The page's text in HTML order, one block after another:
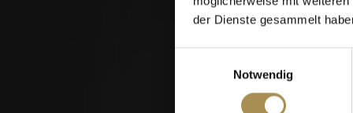
der Dienste gesammelt
Notwendig